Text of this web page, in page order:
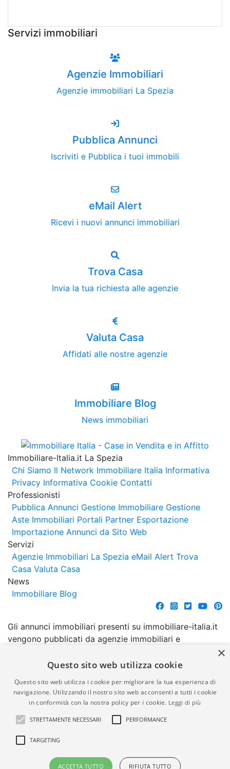
Servizi immobiliari
Agenzie Immobiliari
Agenzie immobiliari La Spezia
Pubblica Annunci
Iscriviti e Pubblica i tuoi immobili
eMail Alert
Ricevi i nuovi annunci immobiliari
Trova Casa
Invia la tua richiesta alle agenzie
Valuta Casa
Affidati alle nostre agenzie
Immobiliare Blog
News immobiliari
Immobiliare-Italia.it La Spezia
Chi Siamo Il Network Immobiliare Italia Informativa
Privacy Informativa Cookie Contatti
Professionisti
Pubblica Annunci Gestione Immobiliare Gestione
Aste Immobiliari Portali Partner Esportazione
Importazione Annunci da Sito Web
Servizi
Agenzie Immobiliari La Spezia eMail Alert Trova
Casa Valuta Casa
News
Immobiliare Blog
Gli annunci immobiliari presenti su immobiliare-italia.it
vengono pubblicati da agenzie immobiliari e
comporta l'approvazione o l'avallo da parte di
garanzia da parte di quest'ultima. immobiliare-italia.it
quindi non è responsabile della veridicità, della
correttezza, della completezza, della normativa in
materia di privacy e/o di alcun altro aspetto dei
suddetti annunci.
© Copyright 2007 - 2026
Powered by
×
Questo sito web utilizza cookie
Questo sito web utilizza i cookie per migliorare la tua esperienza di
navigazione. Utilizzando il nostro sito web acconsenti a tutti i cookie
in conformità con la nostra policy per i cookie. Leggi di più
STRETTAMENTE NECESSARI PERFORMANCE
TARGETING
ACCETTA TUTTO RIFIUTA TUTTO